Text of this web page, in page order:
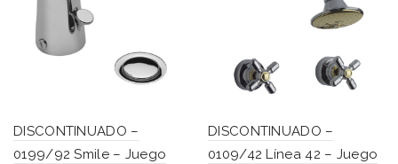
DISCONTINUADO –
0199/92 Smile – Juego
DISCONTINUADO –
0109/42 Línea 42 – Juego